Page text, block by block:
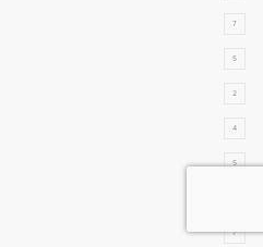
7
5
2
4
5
7